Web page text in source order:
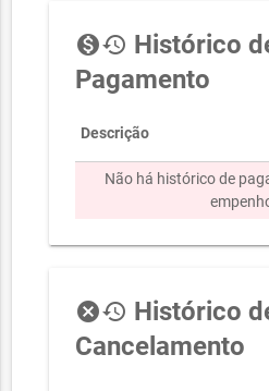
monetization_onhistory Histórico
Pagamento
Descrição
Não há histórico de
cancelhistory Histórico
Cancelamento